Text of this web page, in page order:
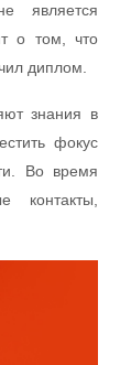
является
о том, что
диплом.
знания в
фокус
Во время
контакты,